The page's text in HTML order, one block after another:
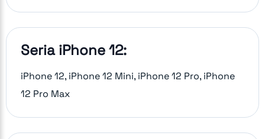
Seria iPhone 12:
iPhone 12, iPhone 12 Mini, iPhone 12 Pro, iPhone
12 Pro Max